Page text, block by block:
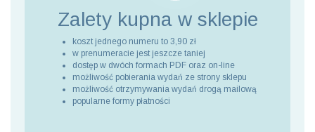
Zalety kupna w sklepie
koszt jednego numeru to 3,90 zł
w prenumeracie jest jeszcze taniej
dostęp w dwóch formach PDF oraz on-line
możliwość pobierania wydań ze strony sklepu
możliwość otrzymywania wydań drogą mailową
popularne formy płatności